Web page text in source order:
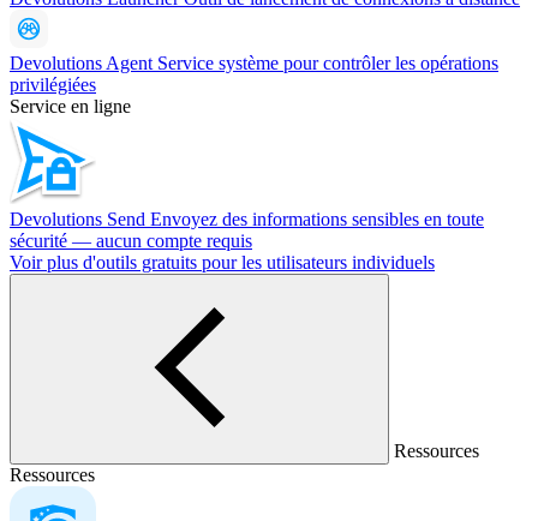
Devolutions Agent Service système pour contrôler les opérations
privilégiées
Service en ligne
Devolutions Send Envoyez des informations sensibles en toute
sécurité — aucun compte requis
Voir plus d'outils gratuits pour les utilisateurs individuels
Ressources
Ressources